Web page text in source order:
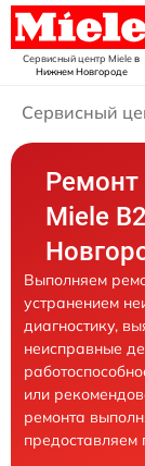
Сервисный центр Mieleв
Нижнем Новгороде
Сервисный
Ремонт
Miele
Выполняем
устранением
диагностику,
неисправные
или
ремонта
предоставляем